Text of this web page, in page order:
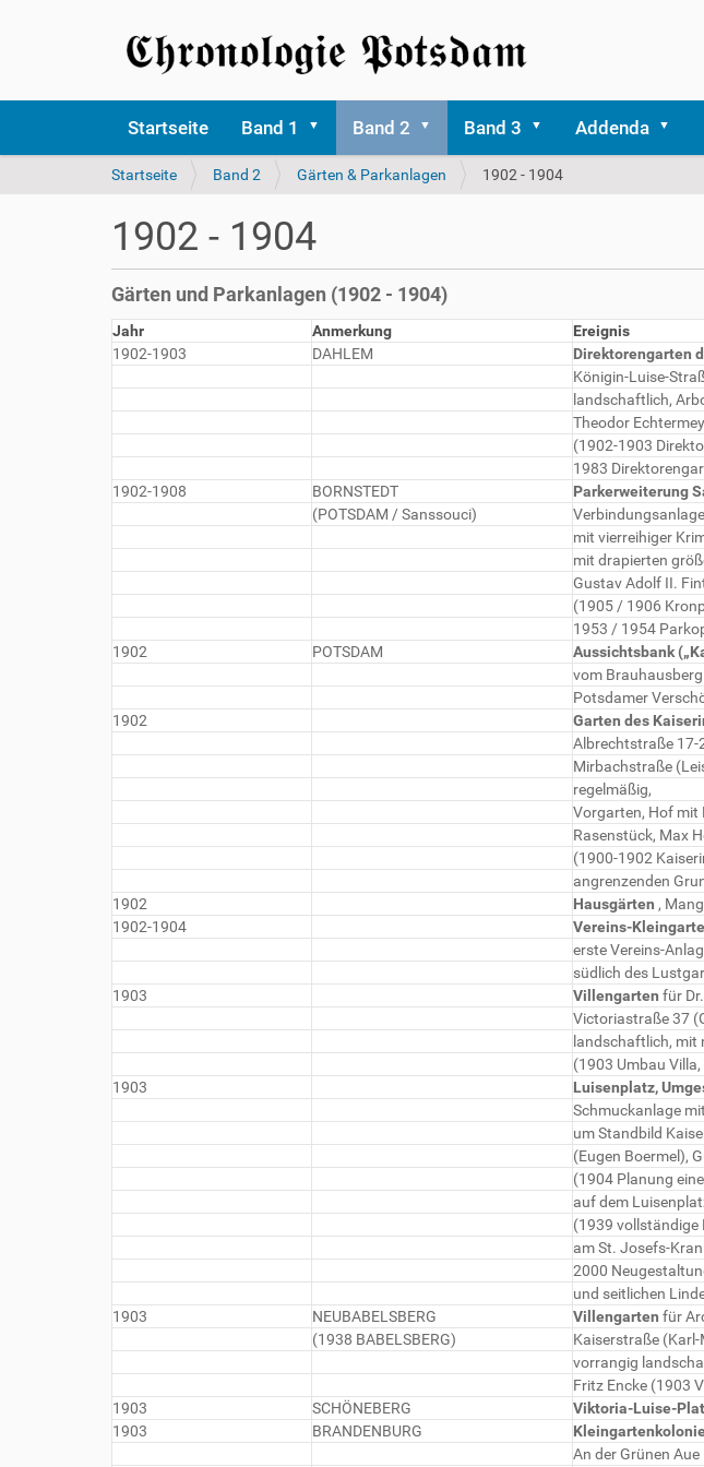
Startseite Band 1 Band 2 Band 3 Addenda
S
d
h
i
e
r
Startseite Band 2 Gärten & Parkanlagen 1902 - 1904
1902 - 1904
Gärten und Parkanlagen (1902 - 1904)
Jahr Anmerkung
Ereignis
1902-1903
DAHLEM
Direktorengarten
Königin-Luise-
landschaftlich,
Theodor
(1902-1903
1983
1902-1908
BORNSTEDT Parkerweiterung
(POTSDAM / Sanssouci)
mit vierreihiger
mit drapierten
Gustav Adolf II.
(1905 / 1906
1953 / 1954
1902
POTSDAM
Aussichtsbank
vom
Potsdamer
1902
Garten des
Albrechtstraße 17-
Mirbachstraße
regelmäßig,
Vorgarten, Hof mit
Rasenstück, Max
(1900-1902
angrenzenden
1902
Hausgärten ,
1902-1904
Vereins-
erste Vereins-
südlich des
1903
Villengarten für
Victoriastraße 37
landschaftlich, mit
(1903 Umbau
1903
Luisenplatz,
Schmuckanlage
um Standbild
(Eugen Boermel),
(1904 Planung
auf dem
(1939 vollständige
am St. Josefs-
2000
und seitlichen
1903
NEUBABELSBERG Villengarten für
(1938 BABELSBERG)
Kaiserstraße
vorrangig
Fritz Encke (1903
1903
SCHÖNEBERG Viktoria-Luise-
1903
BRANDENBURG
An der Grünen Aue